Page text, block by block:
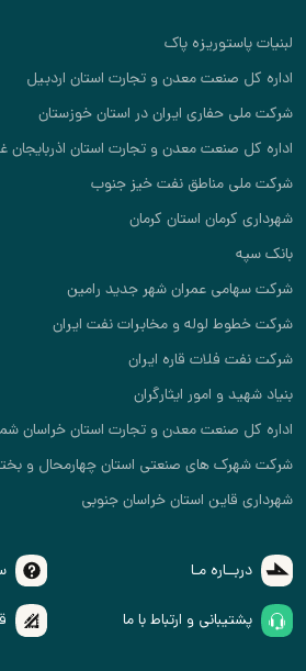
لبنیات پاستوریزه پاک
اداره کل صنعت معدن و تجارت استان اردبیل
شرکت ملی حفاری ایران در استان خوزستان
اداره کل صنعت معدن و تجارت استان اذربایجان
شرکت ملی مناطق نفت خیز جنوب
شهرداری کرمان استان کرمان
بانک سپه
شرکت سهامی عمران شهر جدید رامین
شرکت خطوط لوله و مخابرات نفت ایران
شرکت نفت فلات قاره ایران
بنیاد شهید و امور ایثارگران
اداره کل صنعت معدن و تجارت استان خراسان
شرکت شهرک های صنعتی استان چهارمحال و
شهرداری قاین استان خراسان جنوبی
دربــاره مـا
پشتیبانی و ارتباط با ما